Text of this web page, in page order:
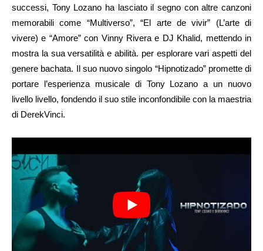
successi, Tony Lozano ha lasciato il segno con altre canzoni
memorabili come “Multiverso”, “El arte de vivir” (L’arte di
vivere) e “Amore” con Vinny Rivera e DJ Khalid, mettendo in
mostra la sua versatilità e abilità. per esplorare vari aspetti del
genere bachata. Il suo nuovo singolo “Hipnotizado” promette di
portare l’esperienza musicale di Tony Lozano a un nuovo
livello livello, fondendo il suo stile inconfondibile con la maestria
di DerekVinci.